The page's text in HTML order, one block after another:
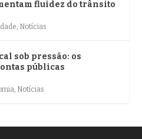
fluidez do trânsito
, Notícias
sob pressão: os
públicas
, Notícias